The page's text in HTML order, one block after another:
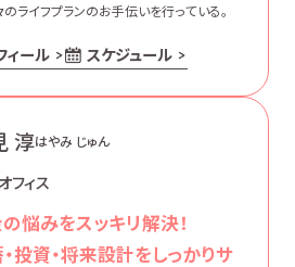
ライフプランのお手伝いを行っている。
ィール スケジュール
淳はやみ じゅん
フィス
悩みをスッキリ解決！
投資・将来設計をしっかりサ